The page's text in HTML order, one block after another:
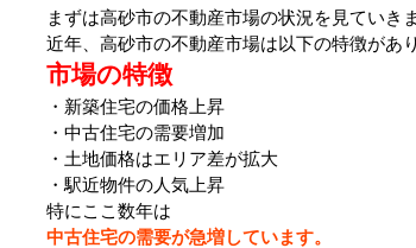
まずは高砂市の不動産市場の状況を見ていき
近年、高砂市の不動産市場は以下の特徴があ
市場の特徴
・新築住宅の価格上昇
・中古住宅の需要増加
・土地価格はエリア差が拡大
・駅近物件の人気上昇
特にここ数年は
中古住宅の需要が急増しています。